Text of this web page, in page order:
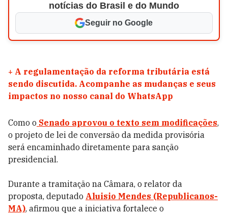
notícias do Brasil e do Mundo
Seguir no Google
+ A regulamentação da reforma tributária está
sendo discutida. Acompanhe as mudanças e seus
impactos no nosso canal do WhatsApp
Como o Senado aprovou o texto sem modificações,
o projeto de lei de conversão da medida provisória
será encaminhado diretamente para sanção
presidencial.
Durante a tramitação na Câmara, o relator da
proposta, deputado Aluisio Mendes (Republicanos-
MA), afirmou que a iniciativa fortalece o